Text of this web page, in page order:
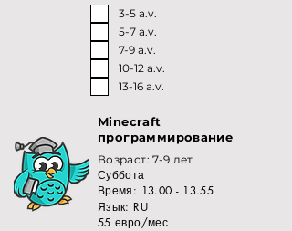
3-5 a.v.
5-7 a.v.
7-9 a.v.
10-12 a.v.
13-16 a.v.
Minecraft
программирование
Возраст: 7-9 лет
Суббота
Время: 13.00 - 13.55
Язык: RU
55 евро/мес